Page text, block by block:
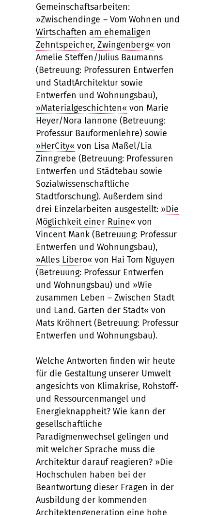
Gemeinschaftsarbeiten:
»Zwischendinge – Vom Wohnen und
Wirtschaften am ehemaligen
Zehntspeicher, Zwingenberg« von
Amelie Steffen/Julius Baumanns
(Betreuung: Professuren Entwerfen
und StadtArchitektur sowie
Entwerfen und Wohnungsbau),
»Materialgeschichten« von Marie
Heyer/Nora Iannone (Betreuung:
Professur Bauformenlehre) sowie
»HerCity« von Lisa Maßel/Lia
Zinngrebe (Betreuung: Professuren
Entwerfen und Städtebau sowie
Sozialwissenschaftliche
Stadtforschung). Außerdem sind
drei Einzelarbeiten ausgestellt: »Die
Möglichkeit einer Ruine« von
Vincent Mank (Betreuung: Professur
Entwerfen und Wohnungsbau),
»Alles Libero« von Hai Tom Nguyen
(Betreuung: Professur Entwerfen
und Wohnungsbau) und »Wie
zusammen Leben – Zwischen Stadt
und Land. Garten der Stadt« von
Mats Kröhnert (Betreuung: Professur
Entwerfen und Wohnungsbau).
Welche Antworten finden wir heute
für die Gestaltung unserer Umwelt
angesichts von Klimakrise, Rohstoff-
und Ressourcenmangel und
Energieknappheit? Wie kann der
gesellschaftliche
Paradigmenwechsel gelingen und
mit welcher Sprache muss die
Architektur darauf reagieren? »Die
Hochschulen haben bei der
Beantwortung dieser Fragen in der
Ausbildung der kommenden
Architektengeneration eine hohe